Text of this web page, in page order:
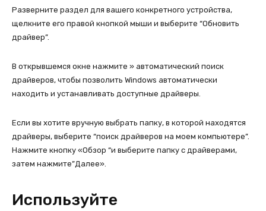
Разверните раздел для вашего конкретного устройства,
щелкните его правой кнопкой мыши и выберите “Обновить
драйвер”.
В открывшемся окне нажмите » автоматический поиск
драйверов, чтобы позволить Windows автоматически
находить и устанавливать доступные драйверы.
Если вы хотите вручную выбрать папку, в которой находятся
драйверы, выберите “поиск драйверов на моем компьютере”.
Нажмите кнопку «Обзор “и выберите папку с драйверами,
затем нажмите”Далее».
Используйте